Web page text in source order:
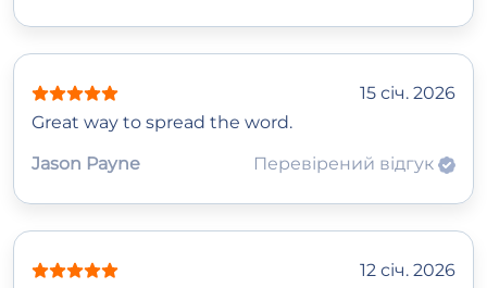
15 січ. 2026
Great way to spread the word.
Jason Payne
Перевірений відгук
12 січ. 2026